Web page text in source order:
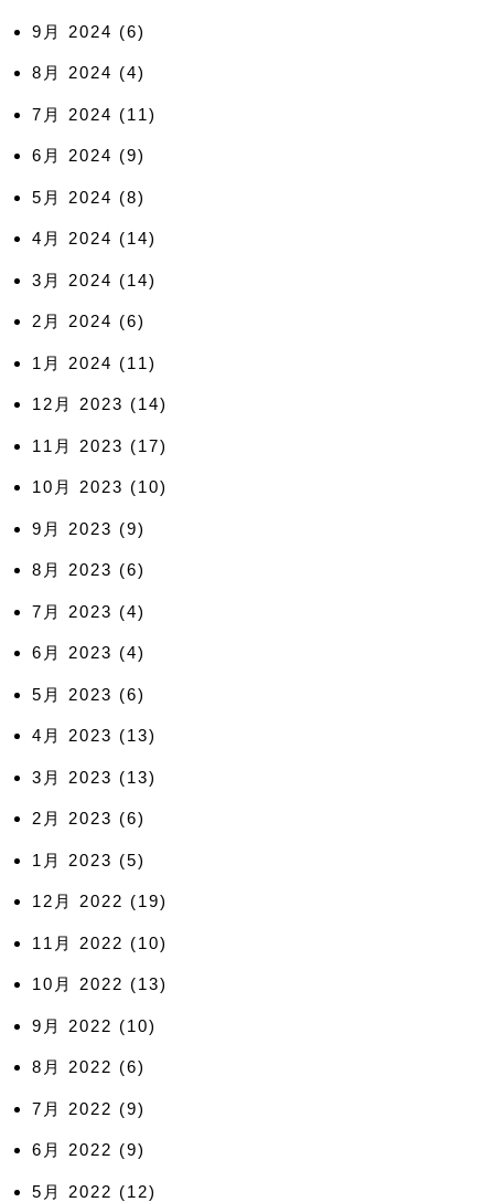
9月 2024 (6)
8月 2024 (4)
7月 2024 (11)
6月 2024 (9)
5月 2024 (8)
4月 2024 (14)
3月 2024 (14)
2月 2024 (6)
1月 2024 (11)
12月 2023 (14)
11月 2023 (17)
10月 2023 (10)
9月 2023 (9)
8月 2023 (6)
7月 2023 (4)
6月 2023 (4)
5月 2023 (6)
4月 2023 (13)
3月 2023 (13)
2月 2023 (6)
1月 2023 (5)
12月 2022 (19)
11月 2022 (10)
10月 2022 (13)
9月 2022 (10)
8月 2022 (6)
7月 2022 (9)
6月 2022 (9)
5月 2022 (12)